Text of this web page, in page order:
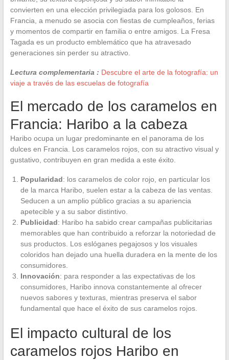
convierten en una elección privilegiada para los golosos. En
Francia, a menudo se asocia con fiestas de cumpleaños, ferias
y momentos de compartir en familia o entre amigos. La Fresa
Tagada es un producto emblemático que ha atravesado
generaciones sin perder su atractivo.
Lectura complementaria : Descubre el arte de la fotografía: un
viaje a través de las escuelas de fotografía
El mercado de los caramelos en
Francia: Haribo a la cabeza
Haribo ocupa un lugar predominante en el panorama de los
dulces en Francia. Los caramelos rojos, con su atractivo visual y
gustativo, contribuyen en gran medida a este éxito.
Popularidad: los caramelos de color rojo, en particular los
de la marca Haribo, suelen estar a la cabeza de las ventas.
Seducen a un amplio público gracias a su apariencia
apetecible y a su sabor distintivo.
Publicidad: Haribo ha sabido crear campañas publicitarias
memorables que han contribuido a reforzar la notoriedad de
sus productos. Los eslóganes pegajosos y los visuales
coloridos han dejado una huella duradera en la mente de los
consumidores.
Innovación: para responder a las expectativas de los
consumidores, Haribo innova constantemente al ofrecer
nuevos sabores y texturas, mientras preserva el sabor
fundamental que hace el éxito de sus caramelos rojos.
El impacto cultural de los
caramelos rojos Haribo en